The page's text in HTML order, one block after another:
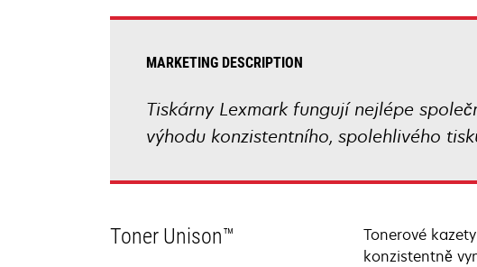
MARKETING DESCRIPTION
Tiskárny Lexmark fungují nejlépe
výhodu konzistentního, spolehlivého
Toner Unison™
Tonerové
konzistentně